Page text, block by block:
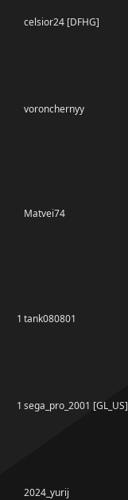
celsior24 [DFHG]
voronchernyy
Matvei74
1 tank080801
1 sega_pro_2001 [GL_US]
2024_yurij